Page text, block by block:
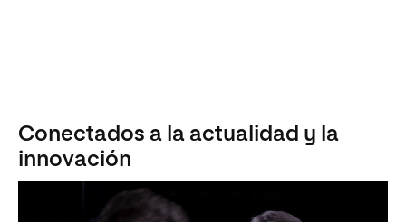
Conectados a la actualidad y la
innovación